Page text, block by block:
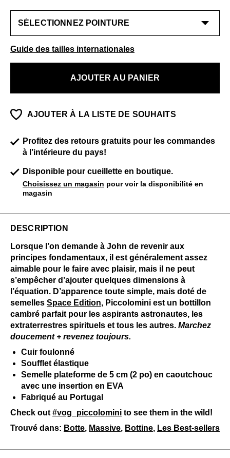
Guide des tailles internationales
AJOUTER AU PANIER
AJOUTER À LA LISTE DE SOUHAITS
Profitez des retours gratuits pour les commandes
à l’intérieure du pays!
Disponible pour cueillette en boutique.
Choisissez un magasin pour voir la disponibilité en
magasin
DESCRIPTION
Lorsque l’on demande à John de revenir aux
principes fondamentaux, il est généralement assez
aimable pour le faire avec plaisir, mais il ne peut
s’empêcher d’ajouter quelques dimensions à
l’équation. D’apparence toute simple, mais doté de
semelles Space Edition, Piccolomini est un bottillon
cambré parfait pour les aspirants astronautes, les
extraterrestres spirituels et tous les autres. Marchez
doucement + revenez toujours.
Cuir foulonné
Soufflet élastique
Semelle plateforme de 5 cm (2 po) en caoutchouc
avec une insertion en EVA
Fabriqué au Portugal
Check out #vog_piccolomini to see them in the wild!
Trouvé dans: Botte, Massive, Bottine, Les Best-sellers